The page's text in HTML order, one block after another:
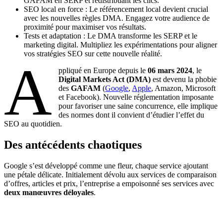
SEO local en force : Le référencement local devient crucial
avec les nouvelles règles DMA. Engagez votre audience de
proximité pour maximiser vos résultats.
Tests et adaptation : Le DMA transforme les SERP et le
marketing digital. Multipliez les expérimentations pour aligner
vos stratégies SEO sur cette nouvelle réalité.
A ppliqué en Europe depuis le06 mars 2024, le
Digital Markets Act (DMA) est devenu la phobie
desGAFAM (Google, Apple, Amazon, Microsoft
et Facebook). Nouvelle réglementation imposante
pour favoriser une saine concurrence, elle implique
des normes dont il convient d’étudier l’effet du
SEO au quotidien.
Des antécédents chaotiques
Google s’est développé comme une fleur, chaque service ajoutant
une pétale délicate. Initialement dévolu aux services de comparaison
d’offres, articles et prix, l’entreprise a empoisonné ses services avec
deux manœuvres déloyales.